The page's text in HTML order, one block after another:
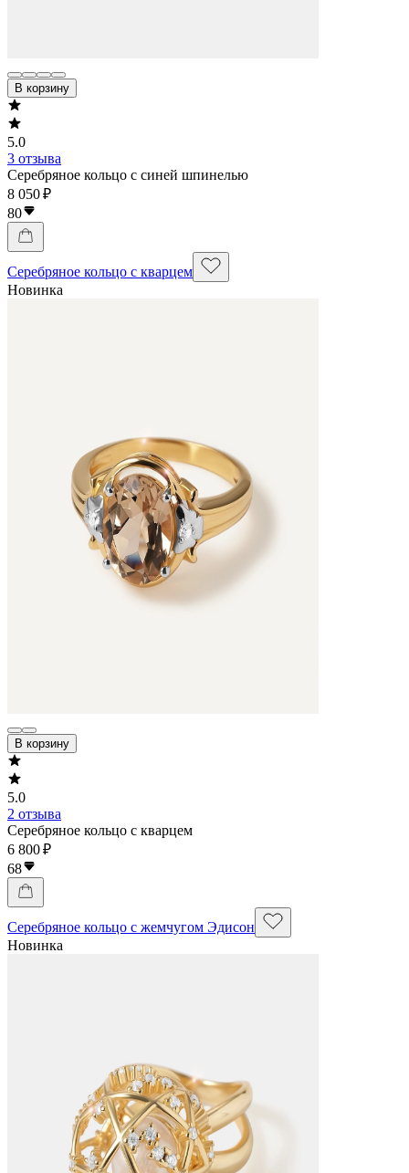
В корзину
5.0
3 отзыва
Серебряное кольцо с синей шпинелью
8 050 ₽
80
Серебряное кольцо с кварцем
Новинка
В корзину
5.0
2 отзыва
Серебряное кольцо с кварцем
6 800 ₽
68
Серебряное кольцо с жемчугом Эдисон
Новинка